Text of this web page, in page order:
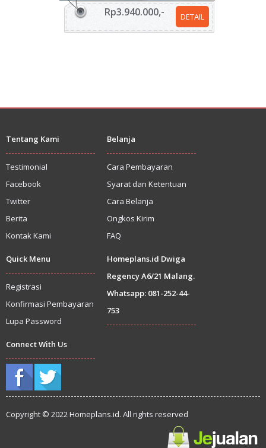
DETAIL
Rp3.940.000,-
Tentang Kami
Testimonial
Facebook
Twitter
Berita
Kontak Kami
Belanja
Cara Pembayaran
Syarat dan Ketentuan
Cara Belanja
Ongkos Kirim
FAQ
Quick Menu
Registrasi
Konfirmasi Pembayaran
Lupa Password
Homeplans.id Dwiga
Regency A6/21 Malang.
Whatsapp: 081-252-44-
753
Connect With Us
Copyright © 2022 Homeplans.id. All rights reserved